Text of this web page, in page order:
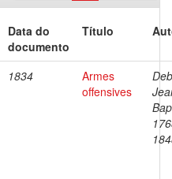
Data do
documento
Título
1834
Armes
offensives